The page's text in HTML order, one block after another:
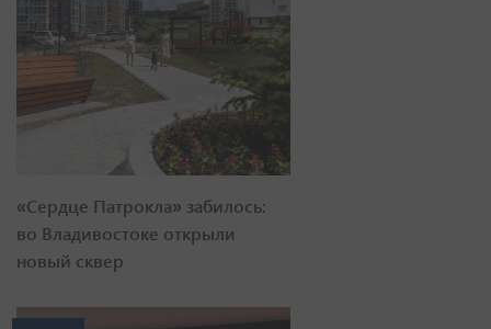
«Сердце Патрокла» забилось:
во Владивостоке открыли
новый сквер